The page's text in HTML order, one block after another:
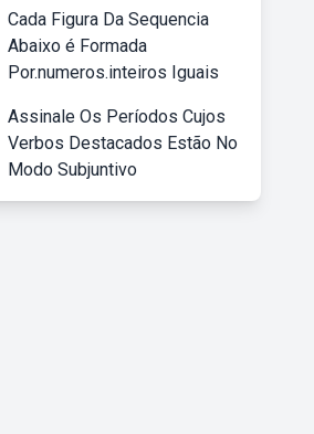
Cada Figura Da Sequencia
Abaixo é Formada
Por.numeros.inteiros Iguais
Assinale Os Períodos Cujos
Verbos Destacados Estão No
Modo Subjuntivo